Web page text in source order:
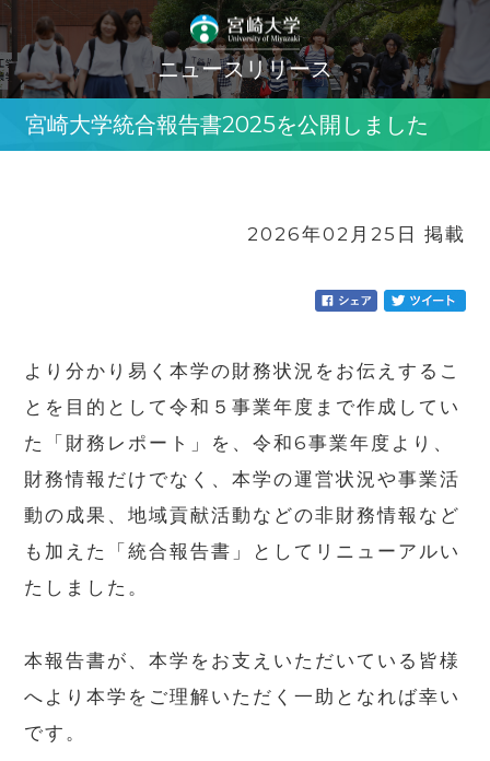
ニュースリリース
宮崎大学統合報告書2025を公開しました
2026年02月25日 掲載
より分かり易く本学の財務状況をお伝えするこ
とを目的として令和５事業年度まで作成してい
た「財務レポート」を、令和6事業年度より、
財務情報だけでなく、本学の運営状況や事業活
動の成果、地域貢献活動などの非財務情報など
も加えた「統合報告書」としてリニューアルい
たしました。
本報告書が、本学をお支えいただいている皆様
へより本学をご理解いただく一助となれば幸い
です。